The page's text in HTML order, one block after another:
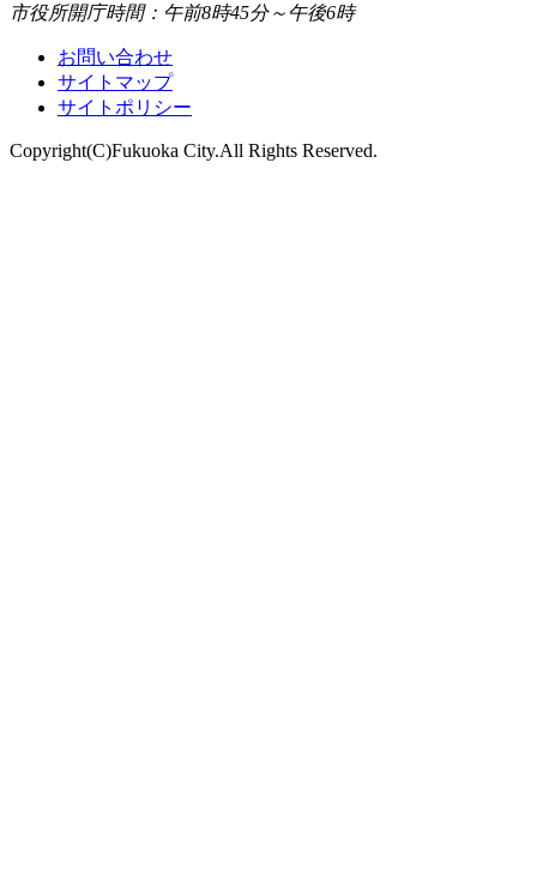
市役所開庁時間：午前8時45分～午後6時
お問い合わせ
サイトマップ
サイトポリシー
Copyright(C)Fukuoka City.All Rights Reserved.